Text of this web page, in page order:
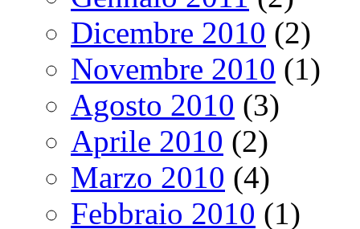
Dicembre 2010 (2)
Novembre 2010 (1)
Agosto 2010 (3)
Aprile 2010 (2)
Marzo 2010 (4)
Febbraio 2010 (1)